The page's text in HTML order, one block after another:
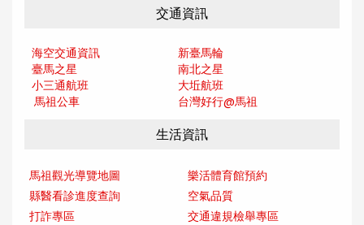
交通資訊
海空交通資訊
新臺馬輪
臺馬之星
南北之星
小三通航班
大坵航班
馬祖公車
台灣好行@馬祖
生活資訊
馬祖觀光導覽地圖
樂活體育館預約
縣醫看診進度查詢
空氣品質
打詐專區
交通違規檢舉專區